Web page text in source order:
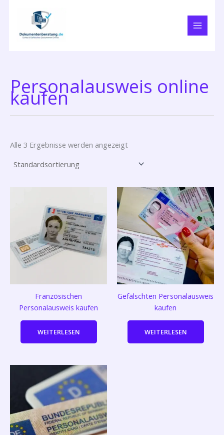
Personalausweis online
kaufen
Alle 3 Ergebnisse werden angezeigt
Französischen
Personalausweis kaufen
WEITERLESEN
Gefälschten Personalausweis
kaufen
WEITERLESEN